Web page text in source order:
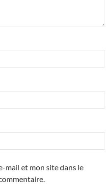
mail et mon site dans le